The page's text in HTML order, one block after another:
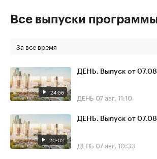
Все выпуски
За все время
24:56
ДЕНЬ. Выпуск от
ДЕНЬ 07 авг, 11:10
20:02
ДЕНЬ. Выпуск от
ДЕНЬ 07 авг, 10:33